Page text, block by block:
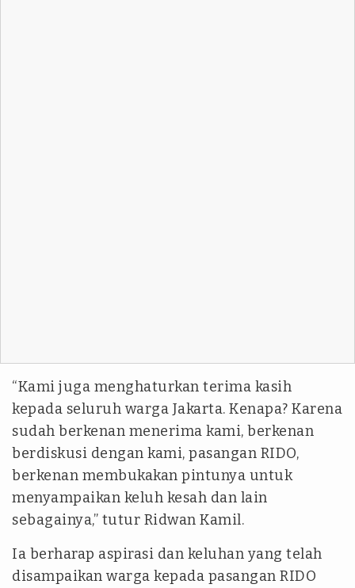
“Kami juga menghaturkan terima kasih
kepada seluruh warga Jakarta. Kenapa? Karena
sudah berkenan menerima kami, berkenan
berdiskusi dengan kami, pasangan RIDO,
berkenan membukakan pintunya untuk
menyampaikan keluh kesah dan lain
sebagainya,” tutur Ridwan Kamil.
Ia berharap aspirasi dan keluhan yang telah
disampaikan warga kepada pasangan RIDO